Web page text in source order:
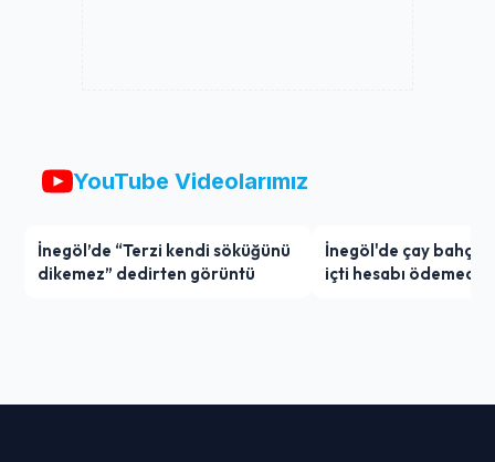
YouTube Videolarımız
İnegöl’de “Terzi kendi söküğünü
dikemez” dedirten görüntü
İnegöl'de çay
içti hesabı ödemedi